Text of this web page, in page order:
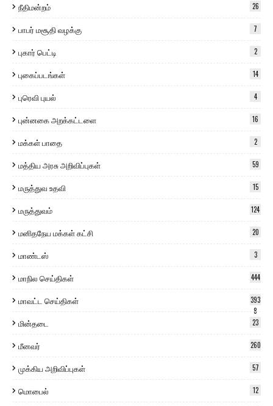
நீதிமன்றம் 26
பாபர் மசூதி வழக்கு 7
புகார் பெட்டி 2
புகைப்படங்கள் 14
புரெவி புயல் 4
புன்னகை அறக்கட்டளை 16
மக்கள் பாதை 2
மத்திய அரசு அறிவிப்புகள் 59
மருத்துவ உதவி 15
மருத்துவம் 124
மனிதநேய மக்கள் கட்சி 20
மாண்டஸ் 3
மாநில செய்திகள் 444
மாவட்ட செய்திகள்
393
8
மின்தடை 23
மீனவர் 260
முக்கிய அறிவிப்புகள் 57
மொபைல் 12